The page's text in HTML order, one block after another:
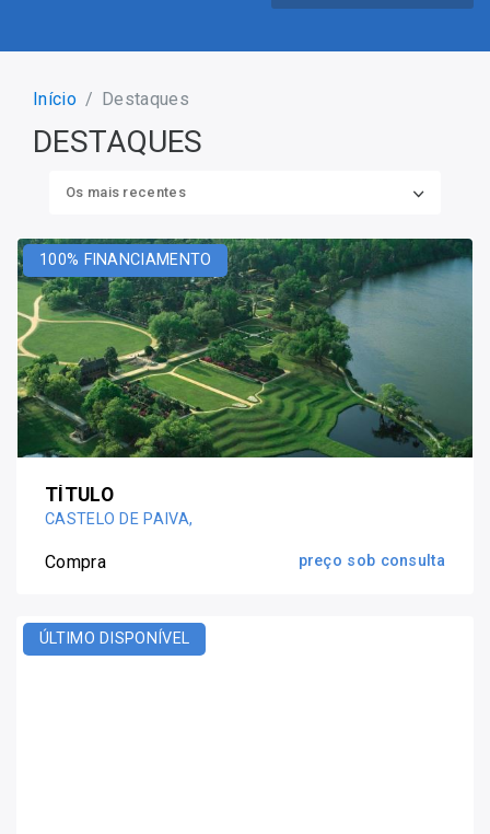
Início Destaques
DESTAQUES
Os mais recentes
100% FINANCIAMENTO
TÍTULO
CASTELO DE PAIVA,
Compra preço sob consulta
ÚLTIMO DISPONÍVEL